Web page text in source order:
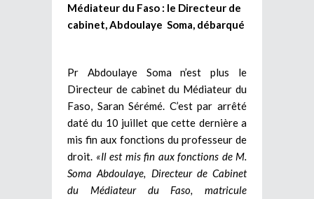
Médiateur du Faso : le Directeur de
cabinet, Abdoulaye Soma, débarqué
Pr Abdoulaye Soma n’est plus le
Directeur de cabinet du Médiateur du
Faso, Saran Sérémé. C’est par arrêté
daté du 10 juillet que cette dernière a
mis fin aux fonctions du professeur de
droit. «Il est mis fin aux fonctions de M.
Soma Abdoulaye, Directeur de Cabinet
du Médiateur du Faso, matricule